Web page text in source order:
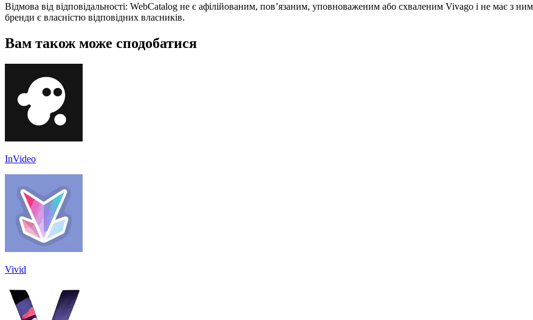
Відмова від відповідальності: WebCatalog не є афілійованим, пов’язаним, уповноваженим або схваленим Vivago і не має з
бренди є власністю відповідних власників.
Вам також може сподобатися
InVideo
Vivid